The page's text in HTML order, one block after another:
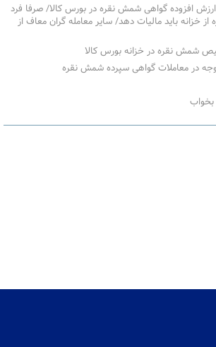
افزوده گواهی شمش نقره در بورس کالا/ صرفا فرد
خزانه باید مالیات دهد/ سایر معامله گران معاف از
شمش نقره در خزانه بورس کالا
در معاملات گواهی سپرده شمش نقره